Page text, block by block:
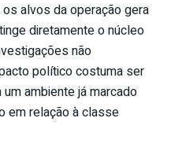
alvos da operação gera
diretamente o núcleo
não
político costuma ser
ambiente já marcado
em relação à classe